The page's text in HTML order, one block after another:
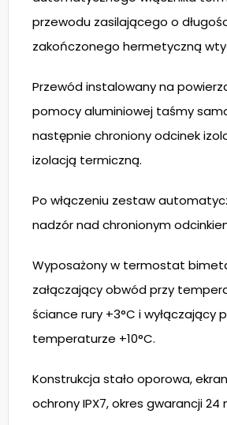
przewodu zasilającego o
zakończonego hermetyczną
Przewód instalowany na
pomocy aluminiowej taśmy
następnie chroniony odcinek
izolacją termiczną.
Po włączeniu zestaw
nadzór nad chronionym
Wyposażony w termostat
załączający obwód przy
ściance rury +3°C i wyłączający
temperaturze +10°C.
Konstrukcja stało oporowa,
ochrony IPX7, okres gwarancji 24